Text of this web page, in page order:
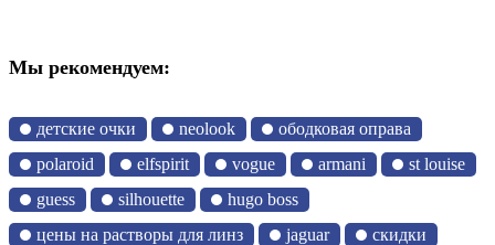
Мы рекомендуем:
детские очки neolook
ободковая оправа
polaroid
elfspirit vogue armani
st louise
guess
silhouette
hugo boss
цены на растворы для линз
jaguar скидки